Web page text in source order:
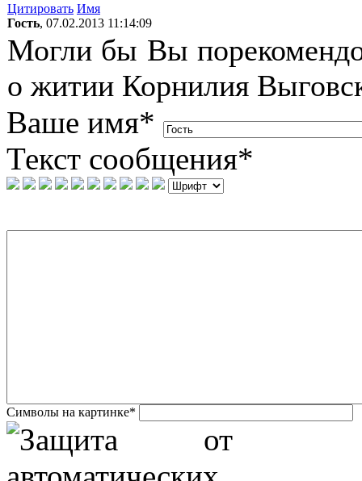
Цитировать Имя
Гость, 07.02.2013 11:14:09
Могли бы Вы
о житии Корнилия
Ваше имя*
Текст сообщения*
Символы на картинке*